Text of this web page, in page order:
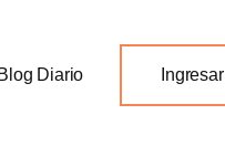
Blog Diario Ingresar